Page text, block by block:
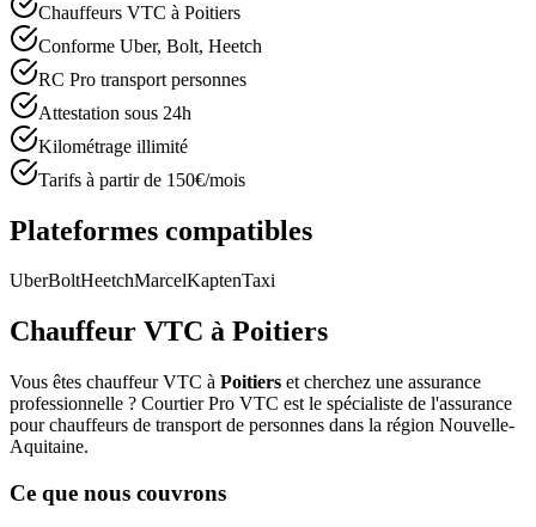
Chauffeurs VTC à Poitiers
Conforme Uber, Bolt, Heetch
RC Pro transport personnes
Attestation sous 24h
Kilométrage illimité
Tarifs à partir de 150€/mois
Plateformes compatibles
UberBoltHeetchMarcelKaptenTaxi
Chauffeur VTC à Poitiers
Vous êtes chauffeur VTC à Poitiers et cherchez une assurance
professionnelle ? Courtier Pro VTC est le spécialiste de l'assurance
pour chauffeurs de transport de personnes dans la région Nouvelle-
Aquitaine.
Ce que nous couvrons